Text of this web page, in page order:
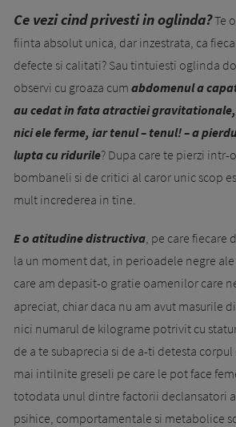
Ce vezi cind privesti in oglinda?Te
fiinta absolut unica, dar inzestrata, ca
defecte si calitati? Sau tintuiesti oglinda
observi cu groaza cum abdomenul a
au cedat in fata atractiei
nici ele ferme, iar tenul – tenul! – a
lupta cu ridurile? Dupa care te pierzi intr-
bombaneli si de critici al caror unic scop
mult increderea in tine.
E o atitudine distructiva , pe care
la un moment dat, in perioadele negre
care am depasit-o gratie oamenilor care
apreciat, chiar daca nu am avut masurile
nici numarul de kilograme potrivit cu
de a te subaprecia si de a-ti detesta
mai intilnite greseli pe care le pot face
totodata unul dintre factorii declansatori
psihice, comportamentale si metabolice